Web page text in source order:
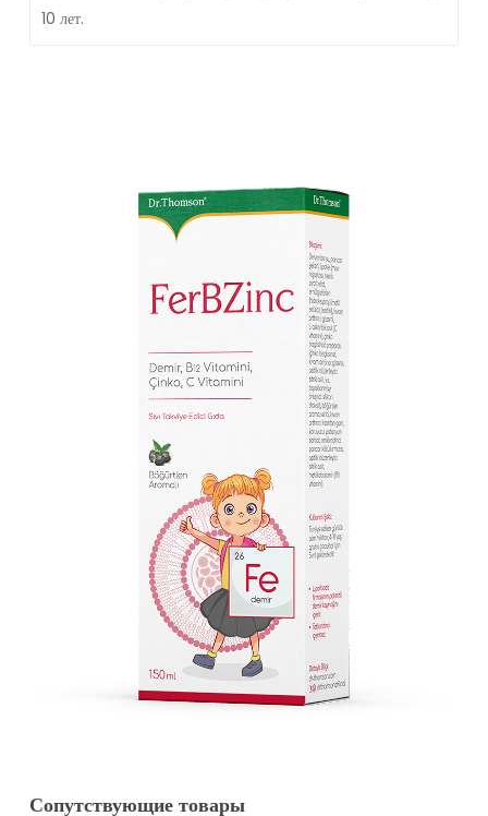
10 лет.
Сопутствующие товары